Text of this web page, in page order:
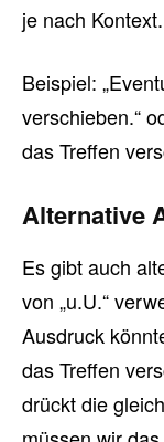
je nach Kontext.
Beispiel:
verschieben.“
das Treffen
Alternative
Es gibt auch
von „u.U.“
Ausdruck
das Treffen
drückt die